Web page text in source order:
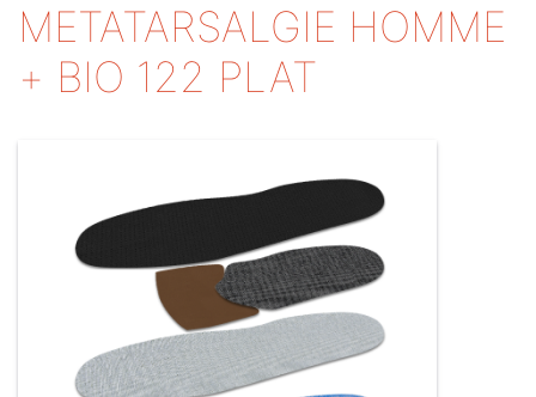
METATARSALGIE HOMME
+ BIO 122 PLAT